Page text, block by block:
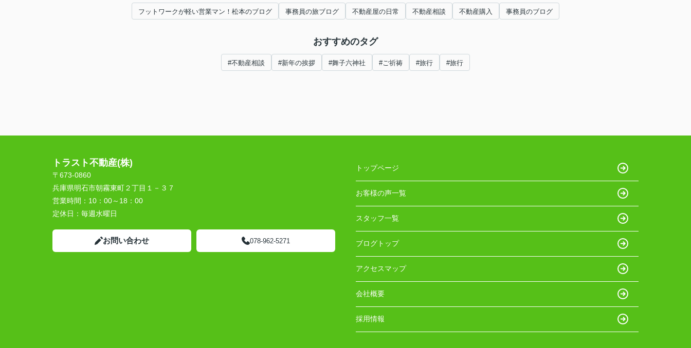
フットワークが軽い営業マン！松本のブログ 事務員の旅ブログ 不動産屋の日常 不動産相談 不動産購入 事務員のブログ
おすすめのタグ
#不動産相談 #新年の挨拶 #舞子六神社 #ご祈祷 #旅行 #旅行
トラスト不動産(株)
〒673-0860
兵庫県明石市朝霧東町２丁目１－３７
営業時間： 10：00～18：00
定休日： 毎週水曜日
お問い合わせ 078-962-5271
トップページ
お客様の声一覧
スタッフ一覧
ブログトップ
アクセスマップ
会社概要
採用情報